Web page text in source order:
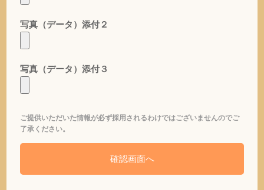
写真（データ）添付２
写真（データ）添付３
ご提供いただいた情報が必ず採用されるわけではございませんのでご
了承ください。